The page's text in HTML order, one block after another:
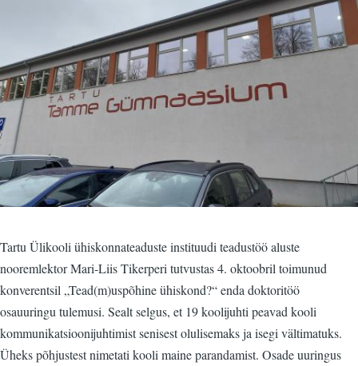
Tartu Ülikooli ühiskonnateaduste instituudi teadustöö aluste
nooremlektor Mari-Liis Tikerperi tutvustas 4. oktoobril toimunud
konverentsil „Tead(m)uspõhine ühiskond?“ enda doktoritöö
osauuringu tulemusi. Sealt selgus, et 19 koolijuhti peavad kooli
kommunikatsioonijuhtimist senisest olulisemaks ja isegi vältimatuks.
Üheks põhjustest nimetati kooli maine parandamist. Osade uuringus